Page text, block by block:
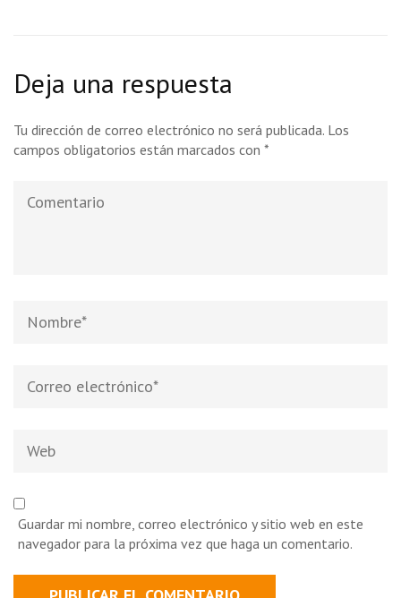
Deja una respuesta
Tu dirección de correo electrónico no será publicada. Los
campos obligatorios están marcados con *
electrónico*
Guardar mi nombre, correo electrónico y sitio web en este
navegador para la próxima vez que haga un comentario.